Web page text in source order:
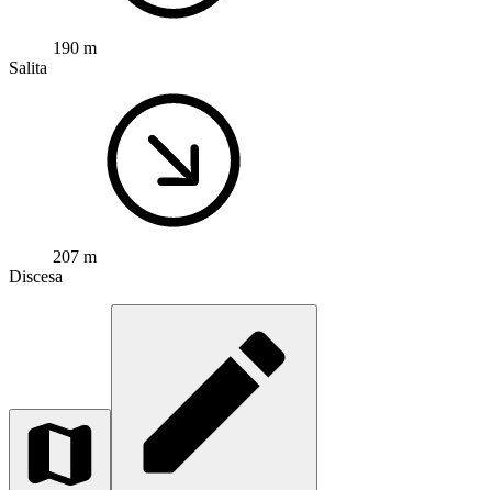
190 m
Salita
207 m
Discesa